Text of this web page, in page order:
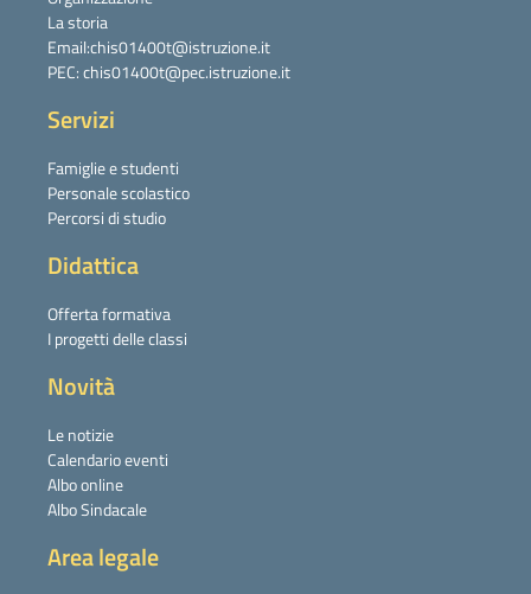
La storia
Email:chis01400t@istruzione.it
PEC: chis01400t@pec.istruzione.it
Servizi
Famiglie e studenti
Personale scolastico
Percorsi di studio
Didattica
Offerta formativa
I progetti delle classi
Novità
Le notizie
Calendario eventi
Albo online
Albo Sindacale
Area legale